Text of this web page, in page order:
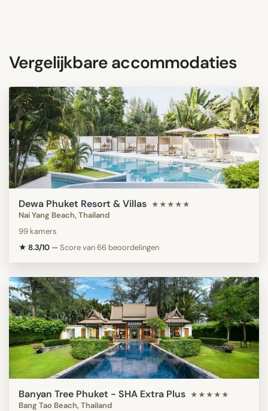
Vergelijkbare accommodaties
Dewa Phuket Resort & Villas ★★★★★
Nai Yang Beach, Thailand
99 kamers
★ 8.3/10 —Score van 66 beoordelingen
Banyan Tree Phuket - SHA Extra Plus ★★★★★
Bang Tao Beach, Thailand